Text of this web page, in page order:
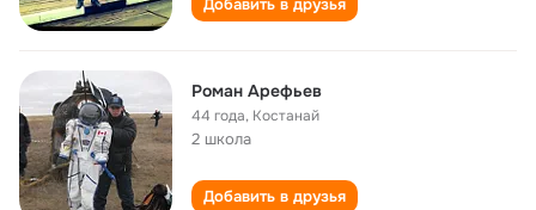
Добавить в друзья
Роман Арефьев
44 года, Костанай
2 школа
Добавить в друзья